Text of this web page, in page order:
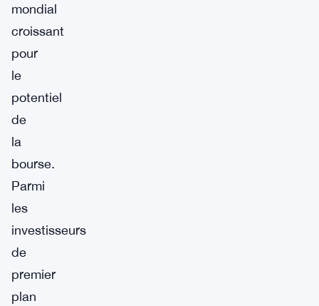
mondial
croissant
pour
le
potentiel
de
la
bourse.
Parmi
les
investisseurs
de
premier
plan